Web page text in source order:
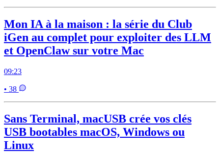
Mon IA à la maison : la série du Club
iGen au complet pour exploiter des LLM
et OpenClaw sur votre Mac
09:23
• 38
Sans Terminal, macUSB crée vos clés
USB bootables macOS, Windows ou
Linux